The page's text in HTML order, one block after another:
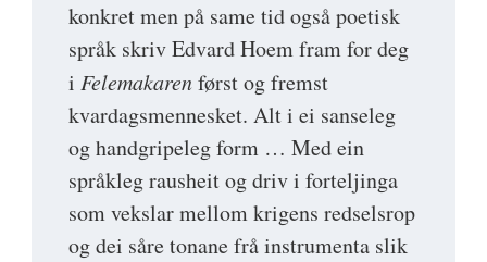
konkret men på same tid også poetisk
språk skriv Edvard Hoem fram for deg
i Felemakarenførst og fremst
kvardagsmennesket. Alt i ei sanseleg
og handgripeleg form … Med ein
språkleg rausheit og driv i forteljinga
som vekslar mellom krigens redselsrop
og dei såre tonane frå instrumenta slik